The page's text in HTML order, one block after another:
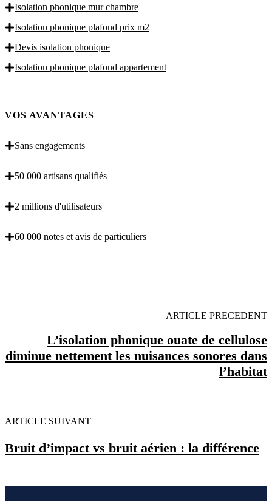
Isolation phonique mur chambre
Isolation phonique plafond prix m2
Devis isolation phonique
Isolation phonique plafond appartement
VOS AVANTAGES
Sans engagements
50 000 artisans qualifiés
2 millions d'utilisateurs
60 000 notes et avis de particuliers
ARTICLE PRECEDENT
L’isolation phonique ouate de cellulose
diminue nettement les nuisances sonores dans
l’habitat
ARTICLE SUIVANT
Bruit d’impact vs bruit aérien : la différence